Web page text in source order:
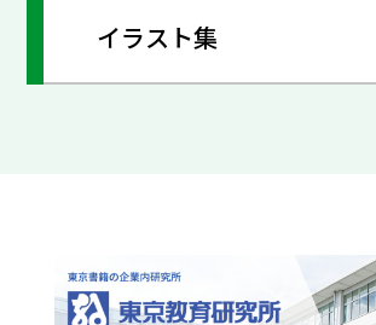
イラスト集